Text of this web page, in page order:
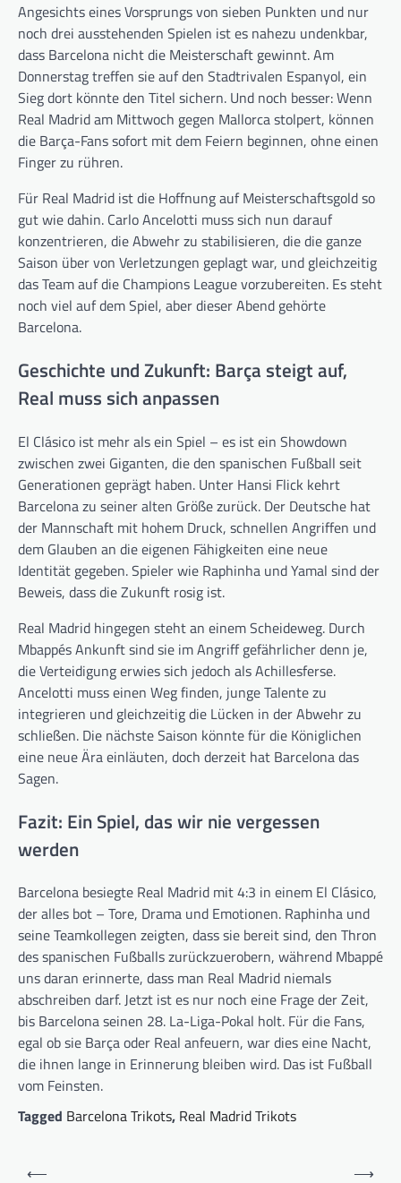
Angesichts eines Vorsprungs von sieben Punkten und nur
noch drei ausstehenden Spielen ist es nahezu undenkbar,
dass Barcelona nicht die Meisterschaft gewinnt. Am
Donnerstag treffen sie auf den Stadtrivalen Espanyol, ein
Sieg dort könnte den Titel sichern. Und noch besser: Wenn
Real Madrid am Mittwoch gegen Mallorca stolpert, können
die Barça-Fans sofort mit dem Feiern beginnen, ohne einen
Finger zu rühren.
Für Real Madrid ist die Hoffnung auf Meisterschaftsgold so
gut wie dahin. Carlo Ancelotti muss sich nun darauf
konzentrieren, die Abwehr zu stabilisieren, die die ganze
Saison über von Verletzungen geplagt war, und gleichzeitig
das Team auf die Champions League vorzubereiten. Es steht
noch viel auf dem Spiel, aber dieser Abend gehörte
Barcelona.
Geschichte und Zukunft: Barça steigt auf,
Real muss sich anpassen
El Clásico ist mehr als ein Spiel – es ist ein Showdown
zwischen zwei Giganten, die den spanischen Fußball seit
Generationen geprägt haben. Unter Hansi Flick kehrt
Barcelona zu seiner alten Größe zurück. Der Deutsche hat
der Mannschaft mit hohem Druck, schnellen Angriffen und
dem Glauben an die eigenen Fähigkeiten eine neue
Identität gegeben. Spieler wie Raphinha und Yamal sind der
Beweis, dass die Zukunft rosig ist.
Real Madrid hingegen steht an einem Scheideweg. Durch
Mbappés Ankunft sind sie im Angriff gefährlicher denn je,
die Verteidigung erwies sich jedoch als Achillesferse.
Ancelotti muss einen Weg finden, junge Talente zu
integrieren und gleichzeitig die Lücken in der Abwehr zu
schließen. Die nächste Saison könnte für die Königlichen
eine neue Ära einläuten, doch derzeit hat Barcelona das
Sagen.
Fazit: Ein Spiel, das wir nie vergessen
werden
Barcelona besiegte Real Madrid mit 4:3 in einem El Clásico,
der alles bot – Tore, Drama und Emotionen. Raphinha und
seine Teamkollegen zeigten, dass sie bereit sind, den Thron
des spanischen Fußballs zurückzuerobern, während Mbappé
uns daran erinnerte, dass man Real Madrid niemals
abschreiben darf. Jetzt ist es nur noch eine Frage der Zeit,
bis Barcelona seinen 28. La-Liga-Pokal holt. Für die Fans,
egal ob sie Barça oder Real anfeuern, war dies eine Nacht,
die ihnen lange in Erinnerung bleiben wird. Das ist Fußball
vom Feinsten.
Tagged Barcelona Trikots, Real Madrid Trikots
B⟵ ⟶